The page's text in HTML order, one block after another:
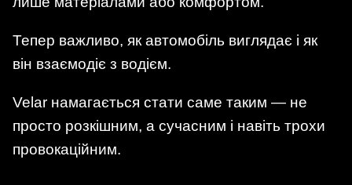
Тепер важливо, як автомобіль виглядає і як
він взаємодіє з водієм.
Velar намагається стати саме таким — не
просто розкішним, а сучасним і навіть трохи
провокаційним.